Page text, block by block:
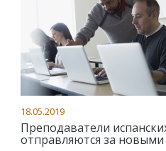
18.05.2019
Преподаватели
отправляются за